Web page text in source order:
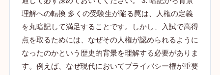
理解への転換 多くの受験生が陥る罠は、人権の定義
を丸暗記して満足することです。しかし、入試で高得
点を取るためには、なぜその人権が認められるように
なったのかという歴史的背景を理解する必要がありま
す。例えば、なぜ現代においてプライバシー権が重要